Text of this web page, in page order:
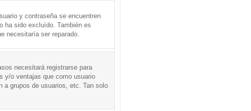
y contraseña se encuentren
ha sido excluído. También es
necesitaría ser reparado.
necesitará registrarse para
y/o ventajas que como usuario
a grupos de usuarios, etc. Tan solo